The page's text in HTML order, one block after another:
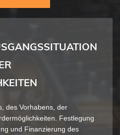
des Vorhabens, der
Festlegung
und Finanzierung des